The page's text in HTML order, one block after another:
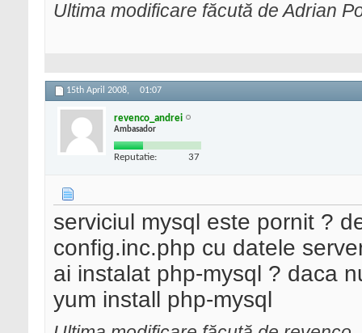
Ultima modificare făcută de Adrian
15th April 2008, 01:07
revenco_andrei
Ambasador
Reputatie: 37
serviciul mysql este pornit ?
config.inc.php cu datele
ai instalat php-mysql ? daca
yum install php-mysql